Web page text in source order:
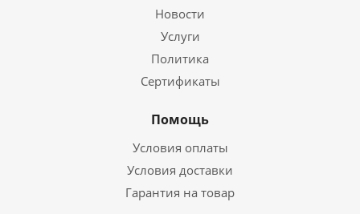
Новости
Услуги
Политика
Сертификаты
Помощь
Условия оплаты
Условия доставки
Гарантия на товар